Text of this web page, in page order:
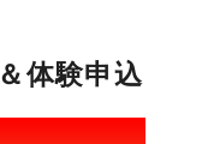
＆体験申込